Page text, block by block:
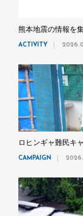
熊本地震の情報を
ACTIVITY
ロヒンギャ難民キ
CAMPAIGN